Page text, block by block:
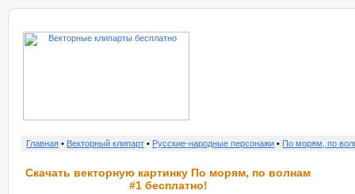
Главная • Векторный клипарт • Русские-народные персонажи • По морям, по
Скачать векторную картинку По морям, по волнам
#1 бесплатно!